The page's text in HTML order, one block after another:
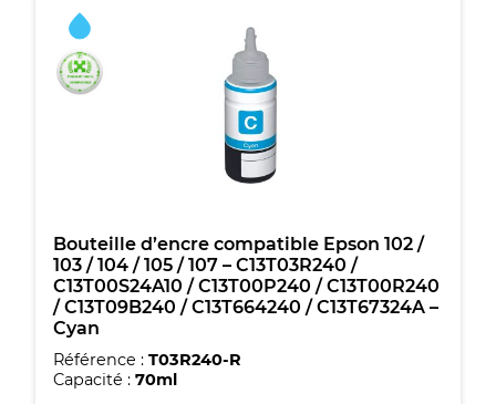
/
103
/
104
C13T00S34A10
/
C13T00P340
/
C13T00R340
/
C13T09B340
Bouteille d’encre compatible Epson 102 /
103 / 104 / 105 / 107 – C13T03R240 /
C13T00S24A10 / C13T00P240 / C13T00R240
/ C13T09B240 / C13T664240 / C13T67324A –
Cyan
Référence : T03R240-R
Capacité : 70ml